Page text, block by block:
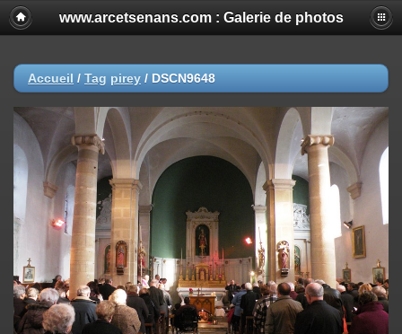
www.arcetsenans.com : Galerie de photos
Accueil / Tag pirey / DSCN9648